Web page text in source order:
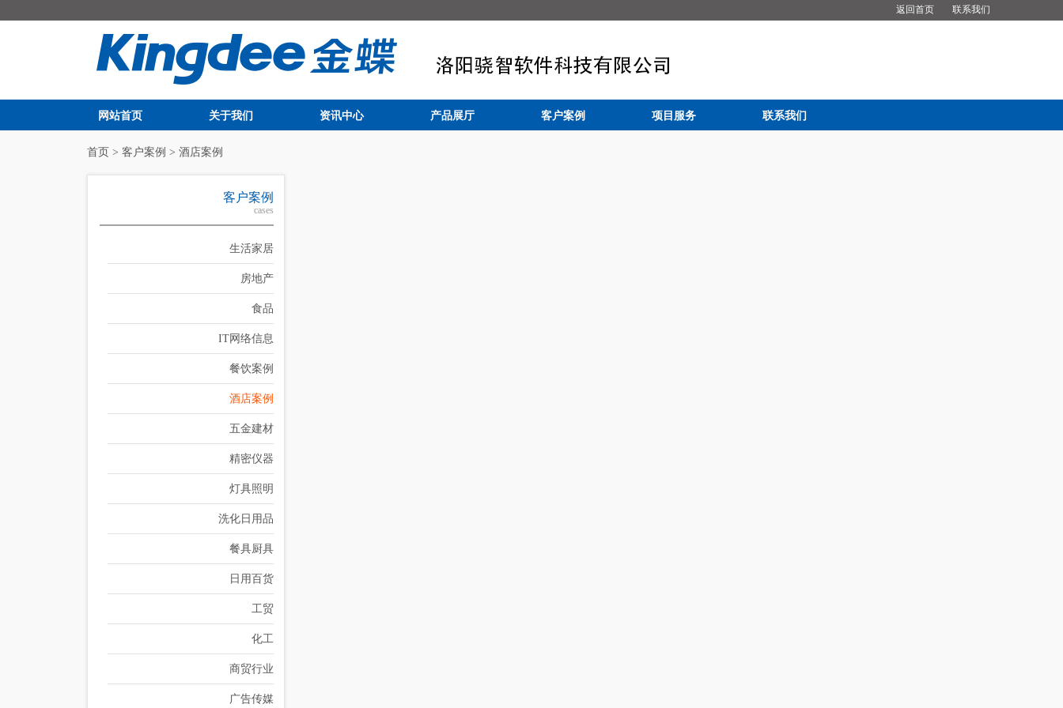
返回首页 联系我们
网站首页 关于我们 资讯中心 产品展厅 客户案例 项目服务 联系我们
首页 > 客户案例 > 酒店案例
客户案例
cases
生活家居
房地产
食品
IT网络信息
餐饮案例
酒店案例
五金建材
精密仪器
灯具照明
洗化日用品
餐具厨具
日用百货
工贸
化工
商贸行业
广告传媒